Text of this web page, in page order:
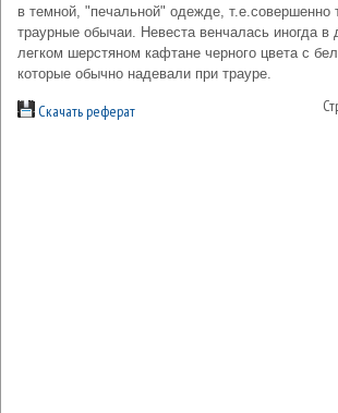
в темной, "печальной" одежде, т.е.совершенно
траурные обычаи. Невеста венчалась иногда
легком шерстяном кафтане черного цвета с
которые обычно надевали при трауре.
Скачать реферат